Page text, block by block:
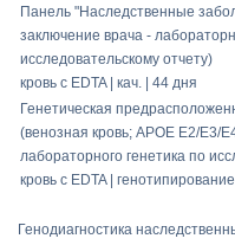
Панель "Наследственные
заключение врача -
исследовательскому отчету)
кровь с EDTA | кач. | 44 дня
Генетическая
(венозная кровь; APOE E2/E3/
лабораторного генетика по
кровь с EDTA |
Генодиагностика